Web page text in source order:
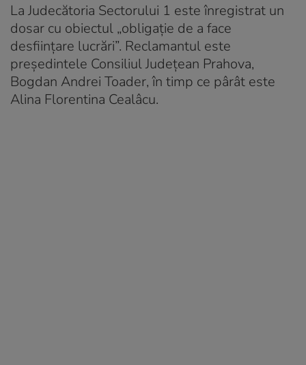
La Judecătoria Sectorului 1 este înregistrat un
dosar cu obiectul „obligaţie de a face
desfiinţare lucrări”. Reclamantul este
președintele Consiliul Județean Prahova,
Bogdan Andrei Toader, în timp ce pârât este
Alina Florentina Cealâcu.